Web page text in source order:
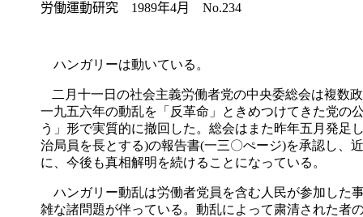
労働運動研究 1989年4月 No.234
ハンガリーは動いている。
二月十一日の社会主義労働者党の中央委総会は複数
一九五六年の動乱を「反革命」ときめつけてきた党の
う」形で実質的に撤回した。総会はまた昨年五月発足
治局員を長とする)の報告書(一三〇ぺージ)を承認し、
に、今後も真相解明を続けることになっている。
ハンガリー動乱は労働者党員を含む人民が参加した
雑な諸問題が伴っている。動乱によって粛清された者